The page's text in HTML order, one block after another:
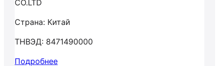
СО.LTD
Страна: Китай
ТНВЭД: 8471490000
Подробнее